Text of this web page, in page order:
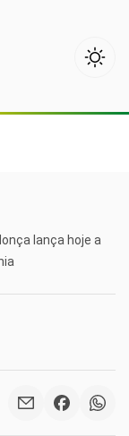
lança hoje a